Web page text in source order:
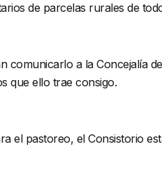
de parcelas rurales de
a la Concejalía
que ello trae consigo.
el pastoreo, el Consistorio